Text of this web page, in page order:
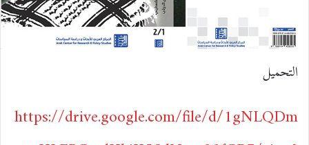
ن
l
ر
ت
i
t
ب
التحميل
https://drive.google.com/file/d/1gNLQDm